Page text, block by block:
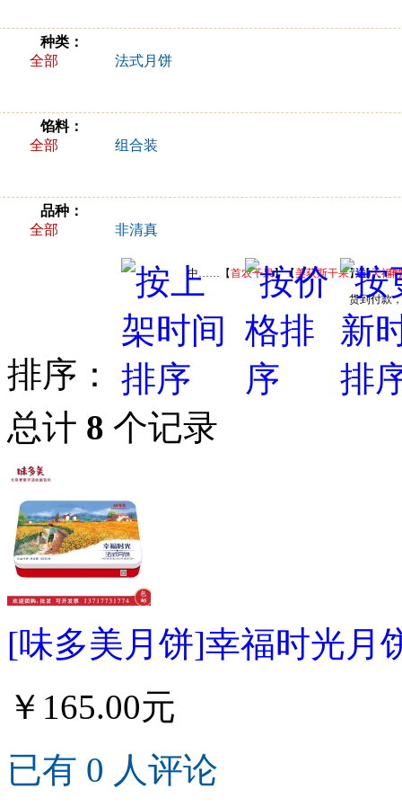
种类：
全部
法式月饼
馅料：
全部
组合装
品种：
全部
非清真
中……【首农干果】【美荻斯干果】【天福
送）。年
货到付款
排序：
总计 8 个记录
[味多美月饼]幸福时光月
￥165.00元
已有 0 人评论